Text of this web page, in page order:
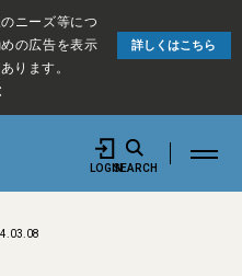
ニーズ等につ
の広告を表示
ります。
詳しくはこちら
LOGINSEARCH